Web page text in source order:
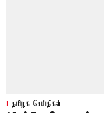
தமிழக செய்திகள்